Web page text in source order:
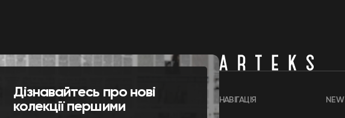
Дізнавайтесь про нові
колекції першими
НАВІГАЦІЯ NEW